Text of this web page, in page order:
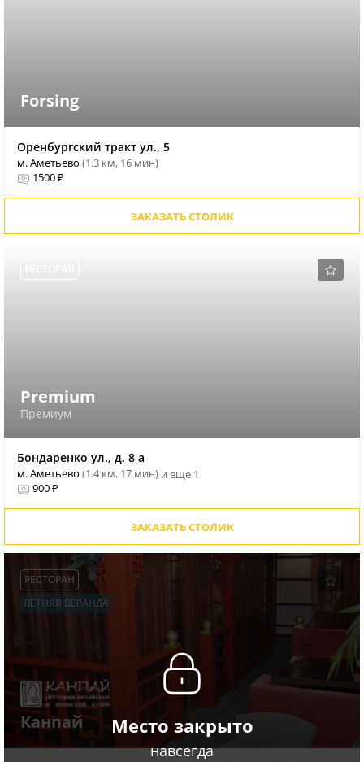
Forsing
Оренбургский тракт ул., 5
м. Аметьево (1.3 км, 16 мин)
1500 ₽
ЗАКАЗАТЬ СТОЛИК
Premium
Премиум
Бондаренко ул., д. 8 а
м. Аметьево (1.4 км, 17 мин) и еще 1
900 ₽
ЗАКАЗАТЬ СТОЛИК
Место закрыто
навсегда
РЕСТОРАН
ЛЕТНЯЯ ВЕРАНДА
Канпай